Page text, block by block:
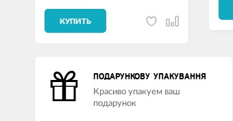
КУПИТЬ
ПОДАРУНКОВУ УПАКУВАННЯ
Красиво упакуем ваш
подарунок